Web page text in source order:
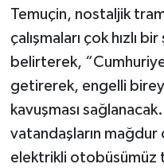
Temuçin, nostaljik
çalışmaları çok hızlı
belirterek,
getirerek, engelli
kavuşması
vatandaşların mağdur
elektrikli otobüsümüz